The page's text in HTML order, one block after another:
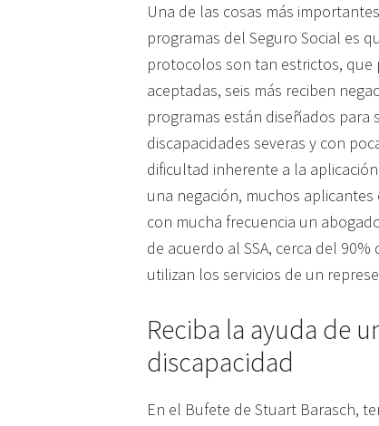
Una de las cosas más
programas del Seguro Social es
protocolos son tan estrictos, que
aceptadas, seis más reciben
programas están diseñados
discapacidades severas y con
dificultad inherente a la
una negación, muchos aplicantes
con mucha frecuencia un
de acuerdo al SSA, cerca del
utilizan los servicios de un
Reciba la ayuda de
discapacidad
En el Bufete de Stuart Barasch,